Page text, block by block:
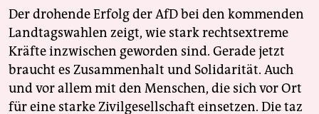
Der drohende Erfolg der AfD bei den kommenden
Landtagswahlen zeigt, wie stark rechtsextreme
Kräfte inzwischen geworden sind. Gerade jetzt
braucht es Zusammenhalt und Solidarität. Auch
und vor allem mit den Menschen, die sich vor Ort
für eine starke Zivilgesellschaft einsetzen. Die taz